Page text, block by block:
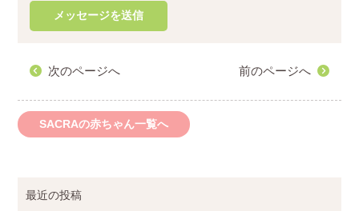
次のページへ 前のページへ
SACRAの赤ちゃん一覧へ
最近の投稿